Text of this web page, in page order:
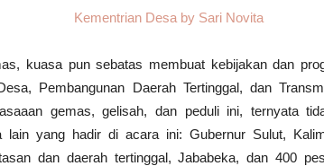
kuasa pun sebatas membuat kebijakan dan
Pembangunan Daerah Tertinggal, dan
gemas, gelisah, dan peduli ini, ternyata
lain yang hadir di acara ini: Gubernur Sulut,
dan daerah tertinggal, Jababeka, dan 400